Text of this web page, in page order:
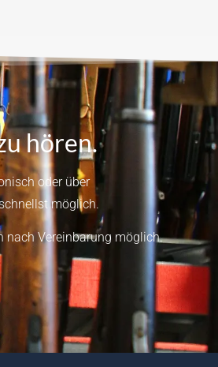
hören.
oder über
möglich.
nach Vereinbarung möglich.